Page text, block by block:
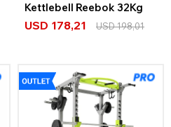
Kettlebell Reebok 32Kg
USD 178,21 USD198,01